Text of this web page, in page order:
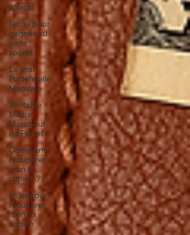
affectif
Rituel pour
gagner au
paris
sportif
Le vrai
Portefeuille
Magique
Véritable
Maître
Marabout
du Portef
Comment
récupérer
mon ex
copain ?
rituel pour
récupérer
mon ex
copain